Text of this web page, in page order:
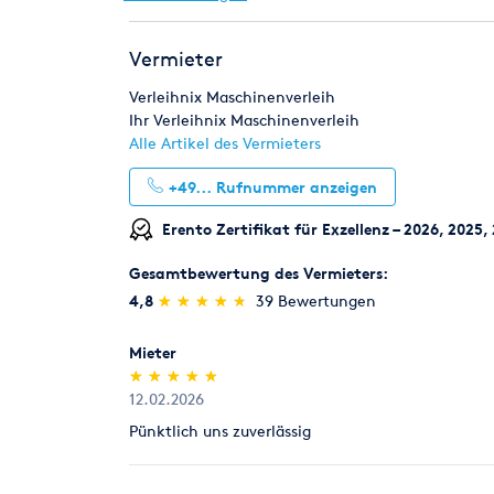
Risikoeinstufung individuell durch unsere
Rücknahme von Verbrauchsmaterial
Verbrauchsmaterial (z.B. Schleifpapiere für
innerhalb von 7 Tagen zum Verkaufspreis
Legitimation
Als Neukunde bitten wir Sie einen gültigen
(Personalausweis).
Schweißen & Löten Umziehen
Vermieter
Verleihnix Maschinenverleih
Ihr Verleihnix Maschinenverleih
Alle Artikel des Vermieters
+49... Rufnummer anzeigen
Erento Zertifikat für Exzellenz – 2026, 2025,
Gesamtbewertung des Vermieters:
4,8 (*)
★
★
(*) ★
★
(*) ★
★
(*) ★
★
(*) ★
★ 39 Bewertungen
Mieter
(*)
★
★
(*) ★
★
(*) ★
★
(*) ★
★
(*) ★
★
12.02.2026
Pünktlich uns zuverlässig